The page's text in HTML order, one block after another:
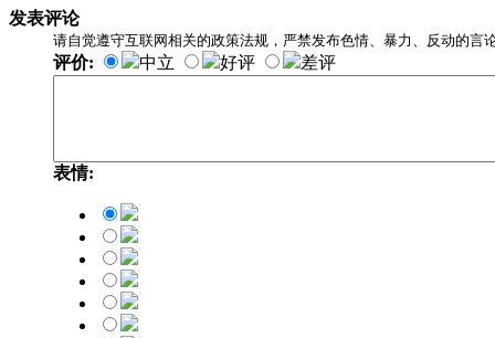
发表评论
请自觉遵守互联网相关的政策法规，严禁发布色情、暴力、反动的言
评价: 中立 好评 差评
表情: